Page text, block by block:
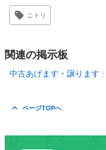
ニトリ
関連の掲示板
中古あげます・譲ります
ページTOPへ